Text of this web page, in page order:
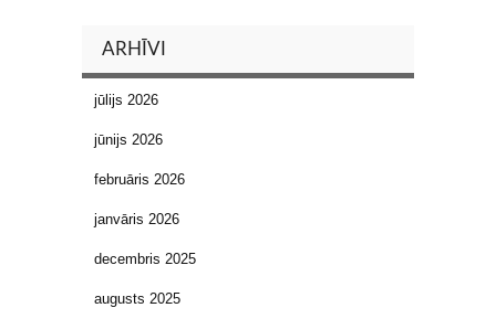
ARHĪVI
jūlijs 2026
jūnijs 2026
februāris 2026
janvāris 2026
decembris 2025
augusts 2025